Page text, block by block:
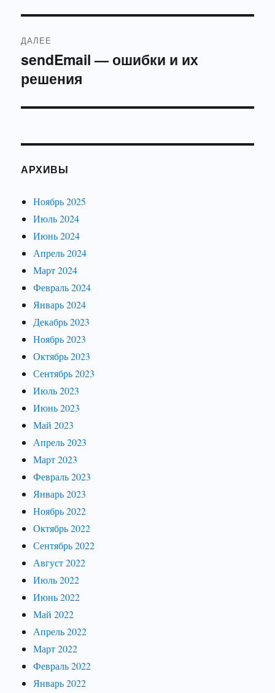
ДАЛЕЕ
Следующая
запись:
sendEmail — ошибки и их
решения
АРХИВЫ
Ноябрь 2025
Июль 2024
Июнь 2024
Апрель 2024
Март 2024
Февраль 2024
Январь 2024
Декабрь 2023
Ноябрь 2023
Октябрь 2023
Сентябрь 2023
Июль 2023
Июнь 2023
Май 2023
Апрель 2023
Март 2023
Февраль 2023
Январь 2023
Ноябрь 2022
Октябрь 2022
Сентябрь 2022
Август 2022
Июль 2022
Июнь 2022
Май 2022
Апрель 2022
Март 2022
Февраль 2022
Январь 2022